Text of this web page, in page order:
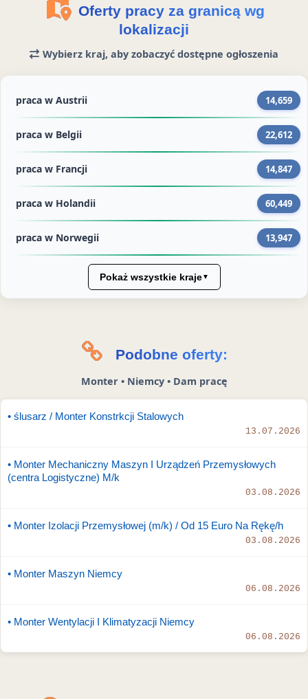
r
Oferty pracy za granicą wg
lokalizacji
Wybierz kraj, aby zobaczyć dostępne ogłoszenia
praca w Austrii 14,659
praca w Belgii 22,612
praca w Francji 14,847
praca w Holandii 60,449
praca w Norwegii 13,947
Pokaż wszystkie kraje▼
Podobne oferty:
Monter • Niemcy • Dam pracę
• ślusarz / Monter Konstrkcji Stalowych
13.07.2026
• Monter Mechaniczny Maszyn I Urządzeń Przemysłowych
(centra Logistyczne) M/k
03.08.2026
• Monter Izolacji Przemysłowej (m/k) / Od 15 Euro Na Rękę/h
03.08.2026
• Monter Maszyn Niemcy
06.08.2026
• Monter Wentylacji I Klimatyzacji Niemcy
06.08.2026